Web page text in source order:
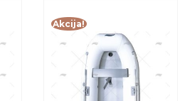
Akcija!